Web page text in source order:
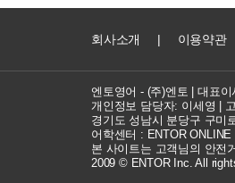
회사소개 | 이용약관
엔토영어 - (주)엔토 | 대표
개인정보 담당자: 이세영 |
경기도 성남시 분당구 구미
어학센터 : ENTOR
본 사이트는 고객님의 안전
2009 © ENTOR Inc. All